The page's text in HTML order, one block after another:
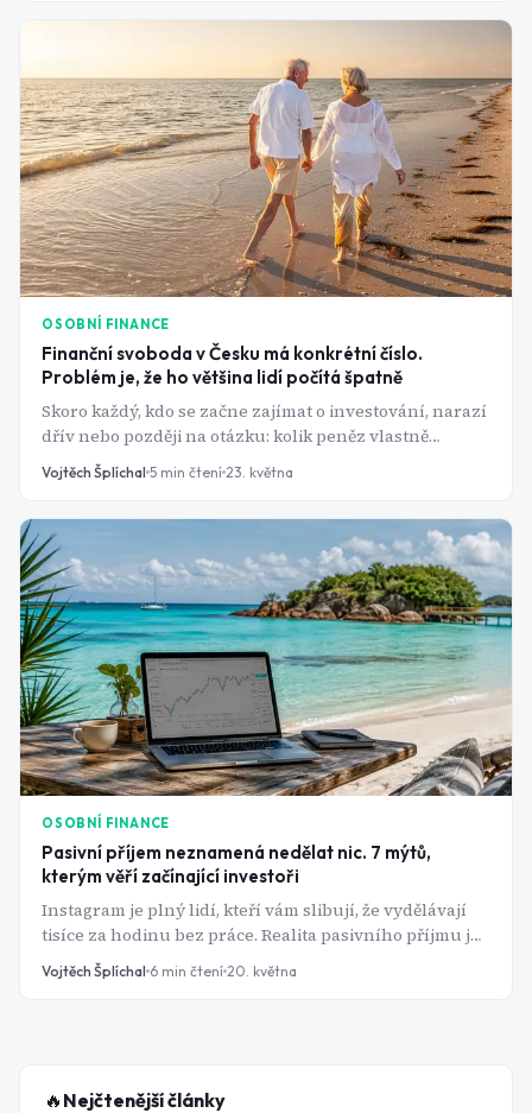
generaci, bez nutnosti sáhnout na jistinu.
OSOBNÍ FINANCE
Finanční svoboda v Česku má konkrétní číslo.
Problém je, že ho většina lidí počítá špatně
Skoro každý, kdo se začne zajímat o investování, narazí
dřív nebo později na otázku: kolik peněz vlastně
potřebuji, abych nemusel pracovat? Na internetu
kolují čísla jako "10 milionů" nebo "25násobek výdajů".
většina lidí přehlíží: kolik utrácíš, kdy začínáš čerpat a
co se stane na trhu hned na začátku.
Vojtěch Šplíchal 5 min čtení 23. května
OSOBNÍ FINANCE
Pasivní příjem neznamená nedělat nic. 7 mýtů,
kterým věří začínající investoři
Instagram je plný lidí, kteří vám slibují, že vydělávají
tisíce za hodinu bez práce. Realita pasivního příjmu je
ale jiná. A pokud ji nepochopíte správně, přijdete buď o
peníze, nebo o čas. Tady jsou největší mýty, které o
Vojtěch Šplíchal 6 min čtení 20. května
🔥 Nejčtenější články